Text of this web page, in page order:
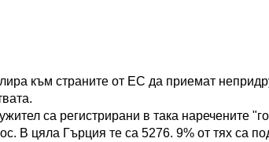
към страните от ЕС да приемат
са регистрирани в така наречените
В цяла Гърция те са 5276. 9% от тях са